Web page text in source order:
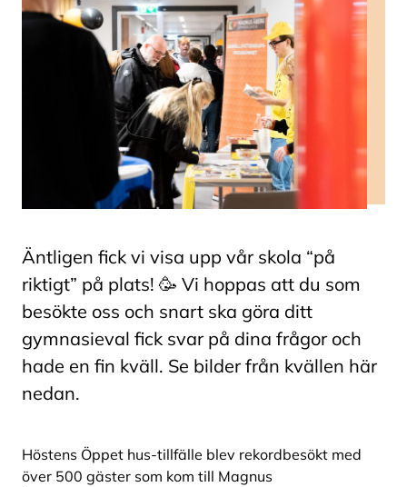
Äntligen fick vi visa upp vår skola “på
riktigt” på plats! 🥳 Vi hoppas att du som
besökte oss och snart ska göra ditt
gymnasieval fick svar på dina frågor och
hade en fin kväll. Se bilder från kvällen här
nedan.
Höstens Öppet hus-tillfälle blev rekordbesökt med
över 500 gäster som kom till Magnus